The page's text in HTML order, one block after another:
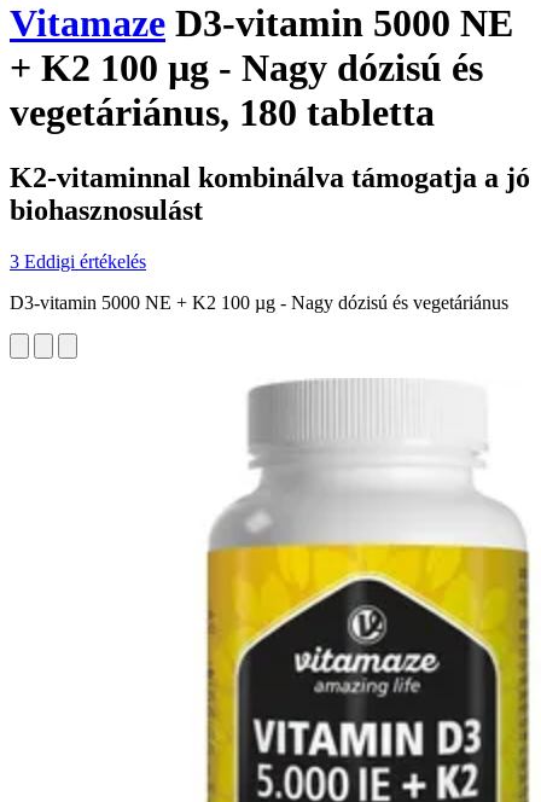
Vitamaze D3-vitamin 5000 NE
+ K2 100 µg - Nagy dózisú és
vegetáriánus, 180 tabletta
K2-vitaminnal kombinálva támogatja a jó
biohasznosulást
3 Eddigi értékelés
D3-vitamin 5000 NE + K2 100 µg - Nagy dózisú és vegetáriánus